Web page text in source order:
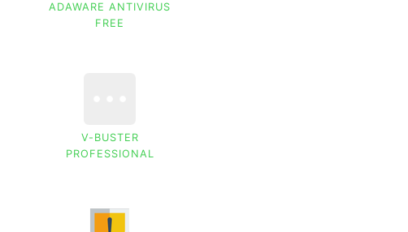
ADAWARE ANTIVIRUS
FREE
V-BUSTER
PROFESSIONAL